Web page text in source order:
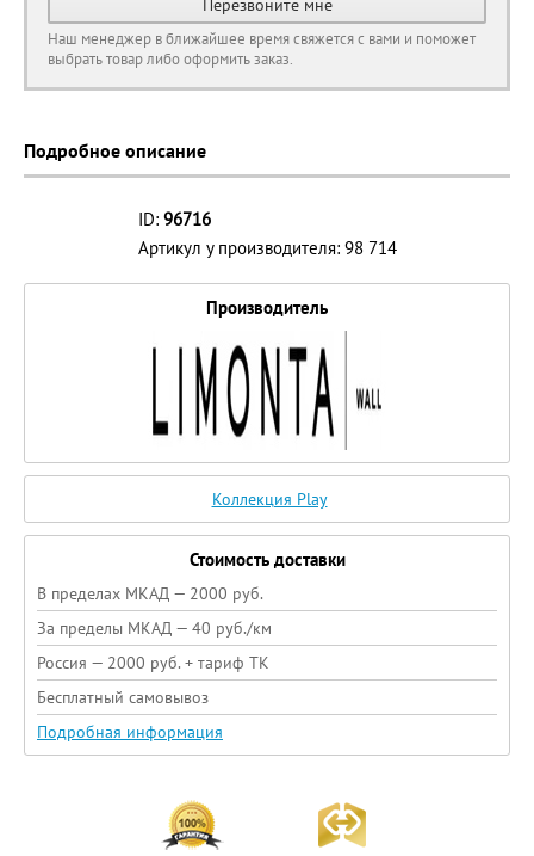
Перезвоните мне
Наш менеджер в ближайшее время свяжется с вами и поможет
выбрать товар либо оформить заказ.
Подробное описание
ID: 96716
Артикул у производителя: 98 714
Производитель
Коллекция Play
Стоимость доставки
В пределах МКАД — 2000 руб.
За пределы МКАД — 40 руб./км
Россия — 2000 руб. + тариф ТК
Бесплатный самовывоз
Подробная информация